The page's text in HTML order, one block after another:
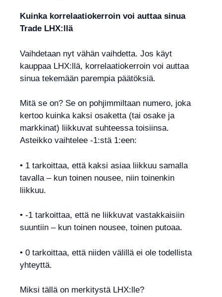
Kuinka korrelaatiokerroin voi auttaa sinua
Trade LHX:llä
Vaihdetaan nyt vähän vaihdetta. Jos käyt
kauppaa LHX:llä, korrelaatiokerroin voi auttaa
sinua tekemään parempia päätöksiä.
Mitä se on? Se on pohjimmiltaan numero, joka
kertoo kuinka kaksi osaketta (tai osake ja
markkinat) liikkuvat suhteessa toisiinsa.
Asteikko vaihtelee -1:stä 1:een:
• 1 tarkoittaa, että kaksi asiaa liikkuu samalla
tavalla – kun toinen nousee, niin toinenkin
liikkuu.
• -1 tarkoittaa, että ne liikkuvat vastakkaisiin
suuntiin – kun toinen nousee, toinen putoaa.
• 0 tarkoittaa, että niiden välillä ei ole todellista
yhteyttä.
Miksi tällä on merkitystä LHX:lle?